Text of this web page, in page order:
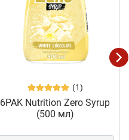
(1)
6PAK Nutrition Zero Syrup
(500 мл)